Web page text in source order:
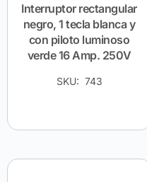
Interruptor rectangular
negro, 1 tecla blanca y
con piloto luminoso
verde 16 Amp. 250V
SKU: 743